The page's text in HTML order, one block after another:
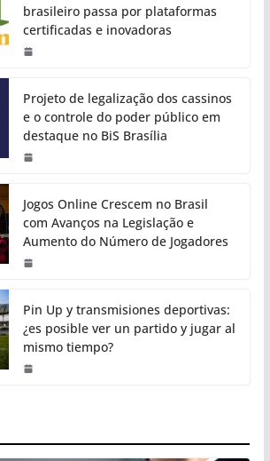
brasileiro passa por plataformas
certificadas e inovadoras
Projeto de legalização dos cassinos
e o controle do poder público em
destaque no BiS Brasília
Jogos Online Crescem no Brasil
com Avanços na Legislação e
Aumento do Número de Jogadores
Pin Up y transmisiones deportivas:
¿es posible ver un partido y jugar al
mismo tiempo?